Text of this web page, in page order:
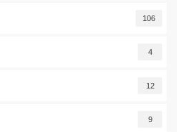
106
4
12
9